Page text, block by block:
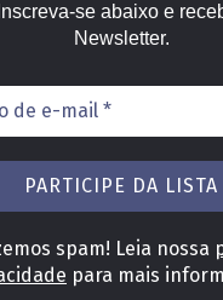
se abaixo e
Newsletter.
spam! Leia nossa
para mais